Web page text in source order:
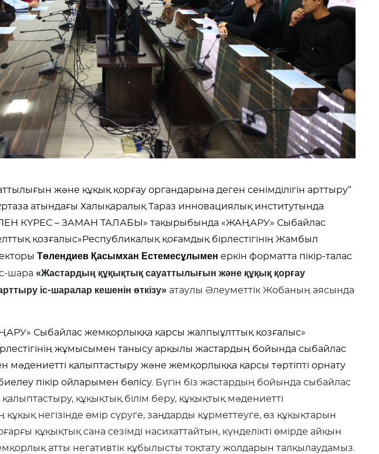
және құқық қорғау органдарына деген сенімділігін арттыру”
атындағы Халықаралық Тараз инновациялық институтында
КҮРЕС – ЗАМАН ТАЛАБЫ» тақырыбында «ЖАҢАРУ» Сыбайлас
қозғалыс»Республикалық қоғамдық бірлестігінің Жамбыл
Төлендиев Қасымхан Естемесұлымен еркін форматта пікір-талас
шара «Жастардың құқықтық сауаттылығын және құқық қорғау
іс-шаралар кешенін өткізу» атаулы Әлеуметтік Жобаның аясында
Сыбайлас жемқорлыққа қарсы жалпыұлттық қозғалыс»
жұмысымен танысу арқылы жастардың бойында сыбайлас
мәдениетті қалыптастыру және жемқорлыққа қарсы тәртіпті орнату
пікір ойларымен бөлісу. Бүгін біз жастардың бойында сыбайлас
құқықтық білім беру, құқықтық мәдениетті
негізінде өмір сүруге, заңдарды құрметтеуге, өз құқықтарын
құқықтық сана сезімді насихаттайтын, күнделікті өмірде айқын
атты негативтік құбылысты тоқтату жолдарын талқылаудамыз.